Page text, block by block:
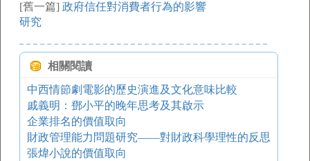
[舊一篇] 政府信任對消費者行為的影響
研究
相關閱讀
中西情節劇電影的歷史演進及文化意味比較
戚義明：鄧小平的晚年思考及其啟示
企業排名的價值取向
財政管理能力問題研究——對財政科學理性的反思
張煒小說的價值取向